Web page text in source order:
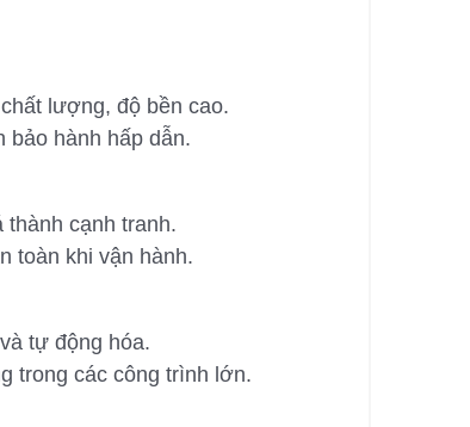
lượng, độ bền cao.
bảo hành hấp dẫn.
cạnh tranh.
toàn khi vận hành.
tự động hóa.
trong các công trình lớn.